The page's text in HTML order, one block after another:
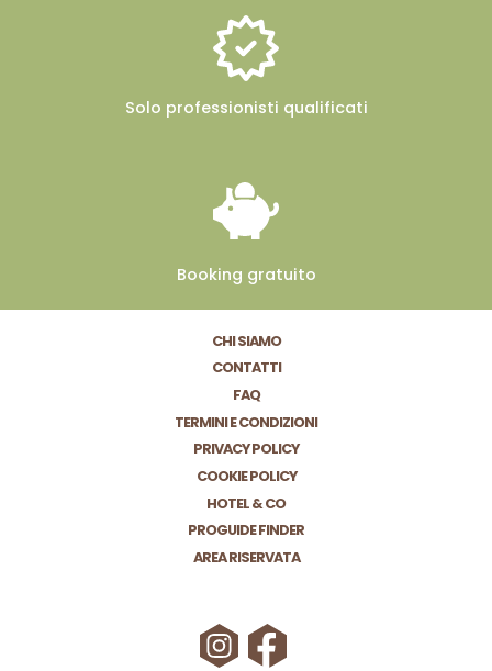
Solo professionisti qualificati
Booking gratuito
CHI SIAMO
CONTATTI
FAQ
TERMINI E CONDIZIONI
PRIVACY POLICY
COOKIE POLICY
HOTEL & CO
PROGUIDE FINDER
AREA RISERVATA